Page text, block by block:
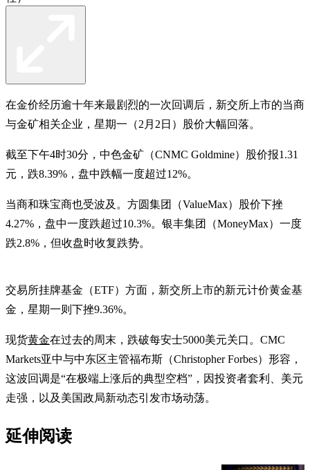
在金价经历逾十年来最剧烈的一次回调后，新交所上市的当商
与金矿相关企业，星期一（2月2日）股价大幅回落。
截至下午4时30分，中色金矿（CNMC Goldmine）股价报1.31
元，跌8.39%，盘中跌幅一度超过12%。
当商和珠宝商也受波及。方圆集团（ValueMax）股价下挫
4.27%，盘中一度跌超过10.3%。银丰集团（MoneyMax）一度
跌2.8%，但收盘时收复跌势。
交易所挂牌基金（ETF）方面，新交所上市的新元计价黄金基
金，星期一则下挫9.36%。
现货黄金在过去的周末，跌破每安士5000美元关口。CMC
Markets亚中与中东区主管福布斯（Christopher Forbes）形容，
这波回调是“在极端上涨后的典型空档”，因投资者套利、美元
走强，以及美国政局新动态引发市场动荡。
延伸阅读